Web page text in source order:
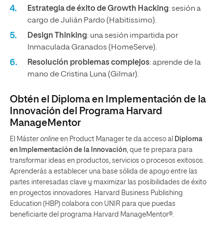
Estrategia de éxito de Growth Hacking: sesión a
cargo de Julián Pardo (Habitissimo).​
Design Thinking: una sesión impartida por
Inmaculada Granados (HomeServe).​
Resolución problemas complejos: aprende de la
mano de Cristina Luna (Gilmar).
Obtén el Diploma en Implementación de la
Innovación del Programa Harvard
ManageMentor
El Máster online en Product Manager te da acceso al Diploma
en Implementación de la Innovación, que te prepara para
transformar ideas en productos, servicios o procesos exitosos.
Aprenderás a establecer una base sólida de apoyo entre las
partes interesadas clave y maximizar las posibilidades de éxito
en proyectos innovadores. Harvard Business Publishing
Education (HBP) colabora con UNIR para que puedas
beneficiarte del programa Harvard ManageMentor®.